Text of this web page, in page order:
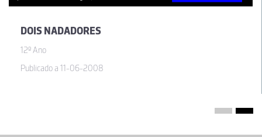
DOIS NADADORES
12º Ano
Publicado a 11-06-2008